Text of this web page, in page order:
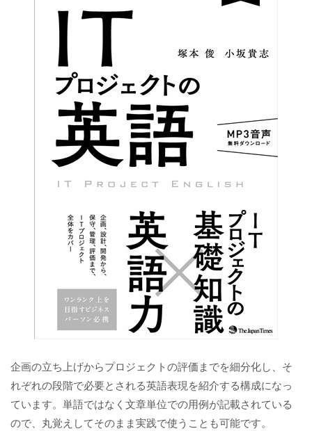
企画の立ち上げからプロジェクトの評価までを細分化し、そ
れぞれの段階で必要とされる英語表現を紹介する構成になっ
ています。単語ではなく文章単位での用例が記載されている
ので、丸覚えしてそのまま実践で使うことも可能です。